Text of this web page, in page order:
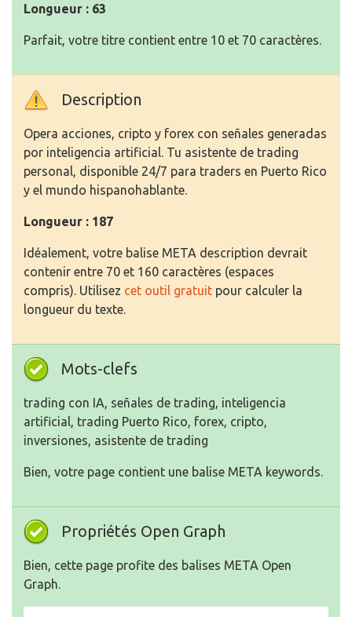
Longueur : 63
Parfait, votre titre contient entre 10 et 70 caractères.
Description
Opera acciones, cripto y forex con señales generadas
por inteligencia artificial. Tu asistente de trading
personal, disponible 24/7 para traders en Puerto Rico
y el mundo hispanohablante.
Longueur : 187
Idéalement, votre balise META description devrait
contenir entre 70 et 160 caractères (espaces
compris). Utilisez cet outil gratuit pour calculer la
longueur du texte.
Mots-clefs
trading con IA, señales de trading, inteligencia
artificial, trading Puerto Rico, forex, cripto,
inversiones, asistente de trading
Bien, votre page contient une balise META keywords.
Propriétés Open Graph
Bien, cette page profite des balises META Open
Graph.